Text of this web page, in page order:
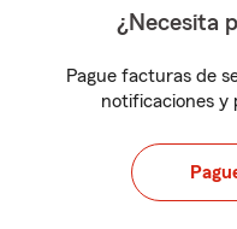
¿Necesita
Pague facturas de
notificaciones y